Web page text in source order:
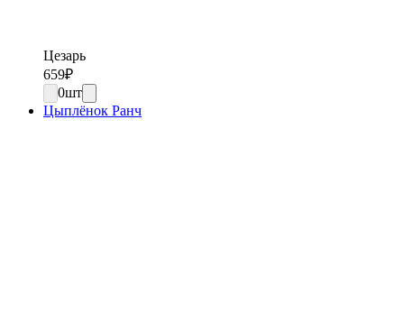
Цезарь
659₽
0шт
Цыплёнок Ранч